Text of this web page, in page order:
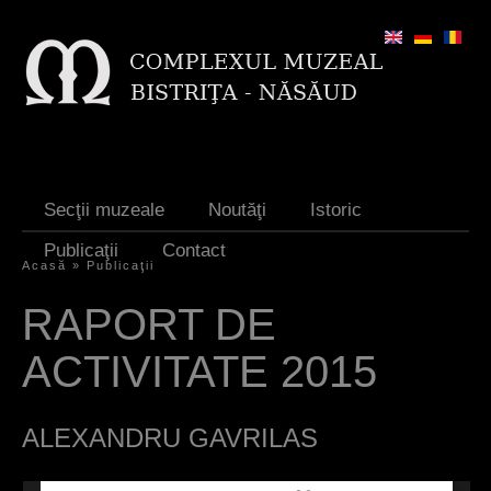
Secţii muzeale Noutăţi
Istoric
Publicaţii
Contact
ş
t
a
i
Acasă » Publicaţii
RAPORT DE
ACTIVITATE 2015
ALEXANDRU GAVRILAS